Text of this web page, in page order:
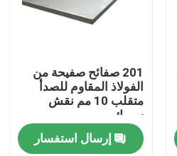
201 صفائح صفيحة من
الفولاذ المقاوم للصدأ
متقلب 10 مم نقش
سميك
إرسال استفسار